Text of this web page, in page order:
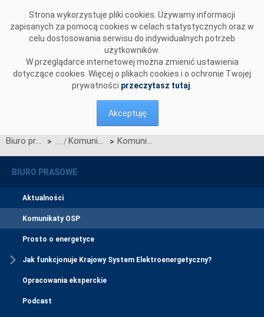
Strona wykorzystuje pliki cookies. Używamy informacji
zapisanych za pomocą cookies w celach statystycznych oraz w
celu dostosowania serwisu do indywidualnych potrzeb
użytkowników.
W przeglądarce internetowej można zmienić ustawienia
dotyczące cookies. Więcej o plikach cookies i o ochronie Twojej
prywatności przeczytasz tutaj
Akceptuję
Biuro prasowe > Komunikaty OSP > Komunikat OSP w sprawie procesu konsultacji zmian IRiESP
BIURO PRASOWE
Aktualności
Komunikaty OSP
Prosto o energetyce
Jak funkcjonuje Krajowy System Elektroenergetyczny?
Opracowania eksperckie
Podcast